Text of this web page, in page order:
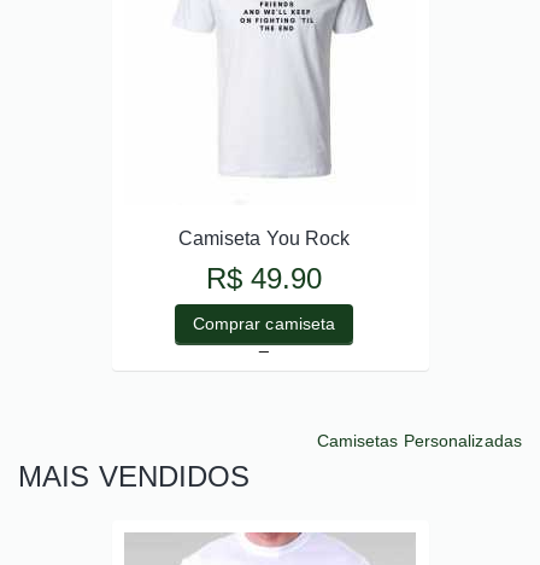
Camiseta You Rock
R$ 49.90
Comprar camiseta
_
Camisetas Personalizadas
MAIS VENDIDOS